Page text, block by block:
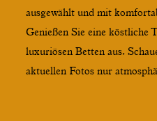
ausgewählt und mit
Genießen Sie eine köstliche
luxuriösen Betten aus.
aktuellen Fotos nur